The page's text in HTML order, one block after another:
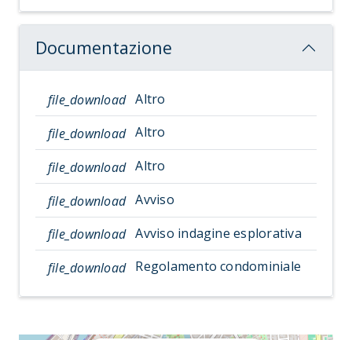
Documentazione
file_download Altro
file_download Altro
file_download Altro
file_download Avviso
file_download Avviso indagine esplorativa
file_download Regolamento condominiale